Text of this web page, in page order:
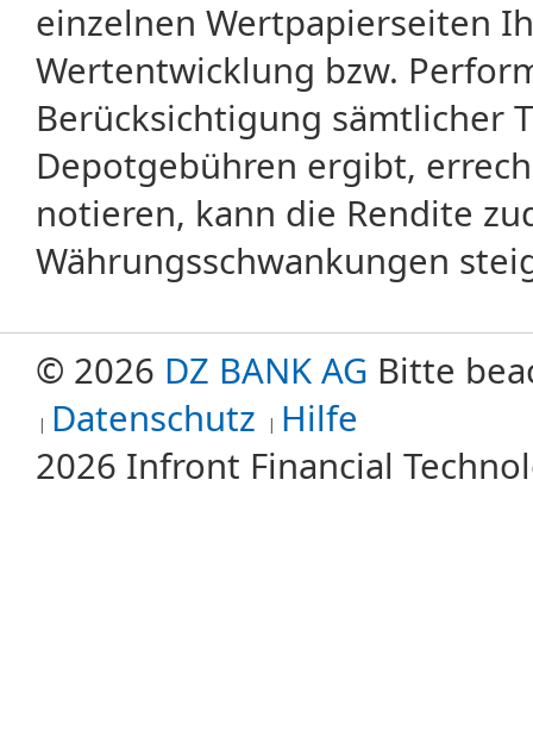
einzelnen Wertpapierseiten
Wertentwicklung bzw.
Berücksichtigung sämtlicher
Depotgebühren ergibt,
notieren, kann die Rendite
Währungsschwankungen
© 2026 DZ BANK AG Bitte
Datenschutz Hilfe
2026 Infront Financial